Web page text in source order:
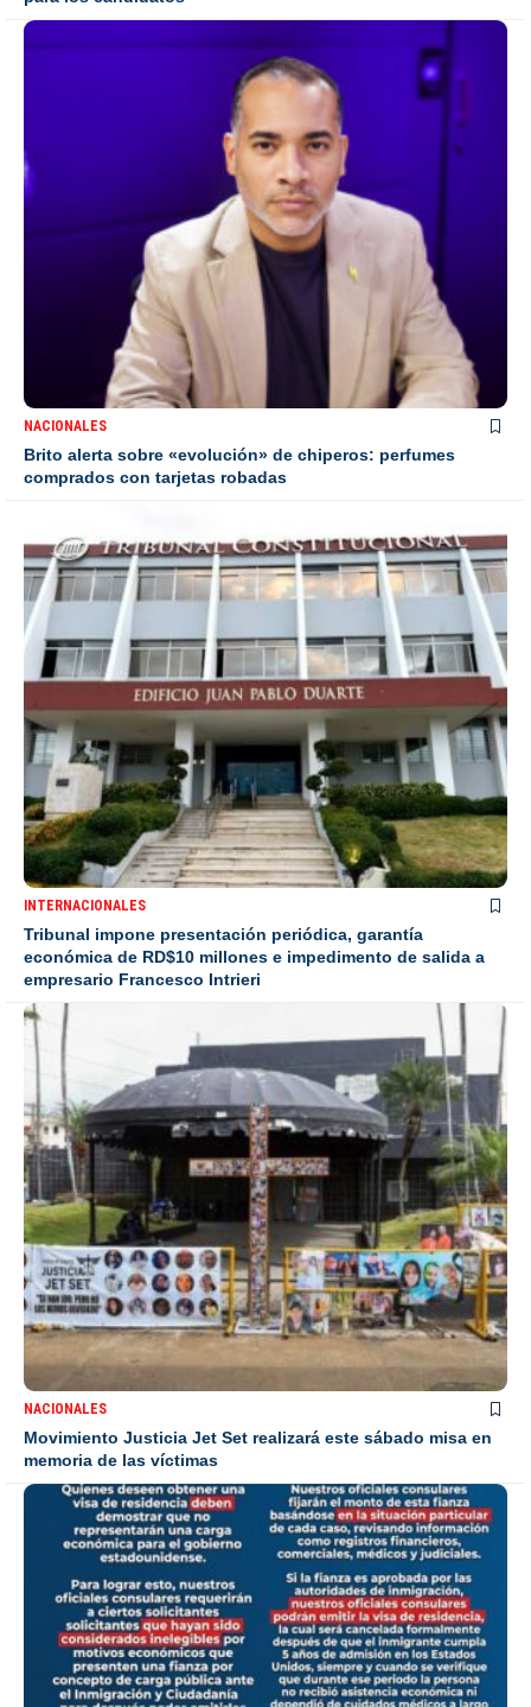
NACIONALES
Brito alerta sobre «evolución» de chiperos: perfumes
comprados con tarjetas robadas
INTERNACIONALES
Tribunal impone presentación periódica, garantía
económica de RD$10 millones e impedimento de salida a
empresario Francesco Intrieri
NACIONALES
Movimiento Justicia Jet Set realizará este sábado misa en
memoria de las víctimas